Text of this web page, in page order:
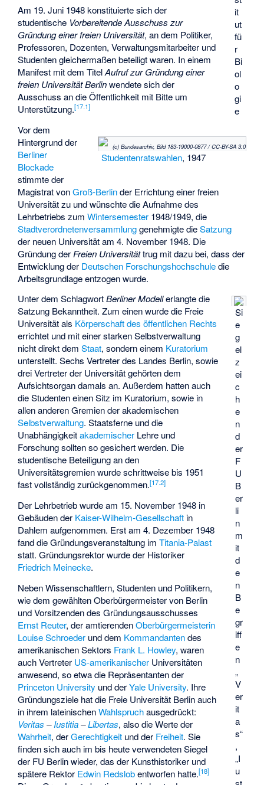
it
ut
fü
r
Bi
ol
o
gi
e
(c) Bundesarchiv, Bild 183-19000-0877 / CC-BY-SA 3.0
Studentenratswahlen, 1947
Am 19. Juni 1948 konstituierte sich der
studentische Vorbereitende Ausschuss zur
Gründung einer freien Universität, an dem Politiker,
Professoren, Dozenten, Verwaltungsmitarbeiter und
Studenten gleichermaßen beteiligt waren. In einem
Manifest mit dem TitelAufruf zur Gründung einer
freien Universität Berlinwendete sich der
Ausschuss an die Öffentlichkeit mit Bitte um
Unterstützung.[17.1]
Vor dem
Hintergrund der
Berliner
Blockade
stimmte der
Magistrat vonGroß-Berlinder Errichtung einer freien
Universität zu und wünschte die Aufnahme des
Lehrbetriebs zumWintersemester 1948/1949, die
Stadtverordnetenversammlunggenehmigte dieSatzung
der neuen Universität am 4. November 1948. Die
Gründung der Freien Universitättrug mit dazu bei, dass der
Entwicklung der Deutschen Forschungshochschuledie
Arbeitsgrundlage entzogen wurde.
Si
e
g
el
z
ei
c
h
e
n
d
er
F
U
B
er
li
n
m
it
d
e
n
B
e
gr
iff
e
n
„
V
er
it
a
s“
,
„I
u
Unter dem SchlagwortBerliner Modellerlangte die
Satzung Bekanntheit. Zum einen wurde die Freie
Universität als Körperschaft des öffentlichen Rechts
errichtet und mit einer starken Selbstverwaltung
nicht direkt demStaat, sondern einem Kuratorium
unterstellt. Sechs Vertreter des Landes Berlin, sowie
drei Vertreter der Universität gehörten dem
Aufsichtsorgan damals an. Außerdem hatten auch
die Studenten einen Sitz im Kuratorium, sowie in
allen anderen Gremien der akademischen
Selbstverwaltung. Staatsferne und die
Unabhängigkeitakademischer Lehre und
Forschung sollten so gesichert werden. Die
studentische Beteiligung an den
Universitätsgremien wurde schrittweise bis 1951
fast vollständig zurückgenommen.[17.2]
Der Lehrbetrieb wurde am 15. November 1948 in
Gebäuden der Kaiser-Wilhelm-Gesellschaft in
Dahlem aufgenommen. Erst am 4. Dezember 1948
fand die Gründungsveranstaltung imTitania-Palast
statt. Gründungsrektor wurde der Historiker
Friedrich Meinecke.
Neben Wissenschaftlern, Studenten und Politikern,
wie dem gewählten Oberbürgermeister von Berlin
und Vorsitzenden des Gründungsausschusses
Ernst Reuter, der amtierendenOberbürgermeisterin
Louise Schroeder und dem Kommandantendes
amerikanischen Sektors Frank L. Howley, waren
auch Vertreter US-amerikanischer Universitäten
anwesend, so etwa die Repräsentanten der
Princeton University und derYale University. Ihre
Gründungsziele hat die Freie Universität Berlin auch
in ihrem lateinischenWahlspruchausgedrückt:
Veritas –Iustitia–Libertas, also die Werte der
Wahrheit, derGerechtigkeit und der Freiheit. Sie
finden sich auch im bis heute verwendeten Siegel
der FU Berlin wieder, das der Kunsthistoriker und
spätere Rektor Edwin Redslobentworfen hatte.[18]